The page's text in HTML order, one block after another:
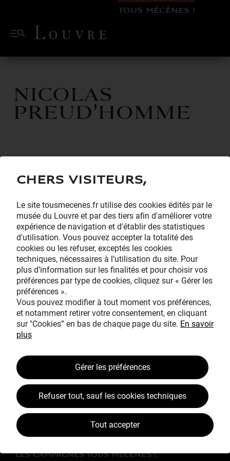
TOUS MÉCÈNES !
Nicolas
Preud’homme
Avec le mécénat
exceptionnel de
TOUS MÉCÈNES !
L’ŒUVRE À LA LOUPE
JEAN SIMEON CHARDIN
VOS CONTREPARTIES
ACTUALITÉS
LES CAMPAGNES TOUS MÉCÈNES !
Chers visiteurs,
Le site tousmecenes.fr utilise des cookies édités par le
musée du Louvre et par des tiers afin d'améliorer votre
expérience de navigation et d'établir des statistiques
d'utilisation. Vous pouvez accepter la totalité des
cookies ou les refuser, exceptés les cookies
techniques, nécessaires à l’utilisation du site. Pour
plus d’information sur les finalités et pour choisir vos
préférences par type de cookies, cliquez sur « Gérer les
préférences ».
Vous pouvez modifier à tout moment vos préférences,
et notamment retirer votre consentement, en cliquant
sur "Cookies” en bas de chaque page du site. En savoir
plus
Gérer les préférences
Refuser tout, sauf les cookies techniques
Tout accepter